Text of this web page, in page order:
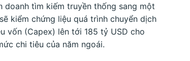
doanh tìm kiếm truyền thống sang một
kiểm chứng liệu quá trình chuyển dịch
vốn (Capex) lên tới 185 tỷ USD cho
chi tiêu của năm ngoái.